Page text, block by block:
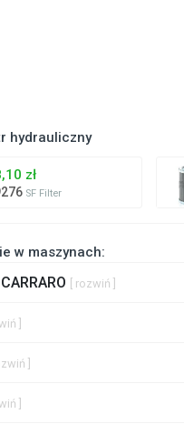
hydrauliczny
zł
SF Filter
w maszynach:
[ rozwiń ]
]
]
]